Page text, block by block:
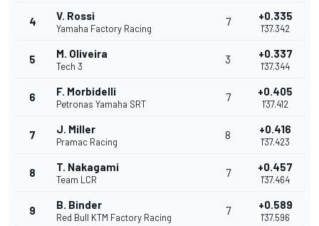
4 V. Rossi
Yamaha Factory Racing
7 +0.335
1'37.342
5 M. Oliveira
Tech 3
3 +0.337
1'37.344
6 F. Morbidelli
Petronas Yamaha SRT
7 +0.405
1'37.412
7 J. Miller
Pramac Racing
8 +0.416
1'37.423
8 T. Nakagami
Team LCR
7 +0.457
1'37.464
9 B. Binder
Red Bull KTM Factory Racing
7 +0.589
1'37.596